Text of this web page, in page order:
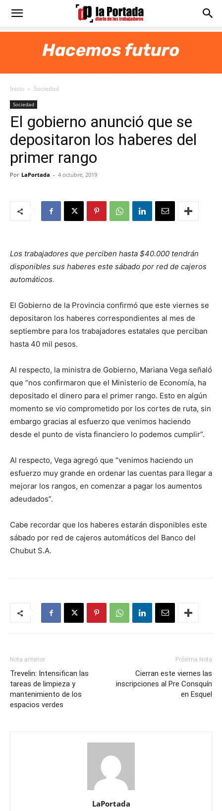
Diario
Portada
Inicio Sociedad
Sociedad
El gobierno anunció que se
depositaron los haberes del
primer rango
Por LaPortada - 4 octubre, 2019
Los trabajadores que perciben hasta $40.000 tendrán
disponibles sus haberes este sábado por red de cajeros
automáticos.
El Gobierno de la Provincia confirmó que este viernes se
depositaron los haberes correspondientes al mes de
septiembre para los trabajadores estatales que perciban
hasta 40 mil pesos.
Al respecto, la ministra de Gobierno, Mariana Vega señaló
que “nos confirmaron que el Ministerio de Economía, ha
depositado el dinero para el primer rango. Esto en algún
momento se vio comprometido por los cortes de ruta, sin
embargo gracias al esfuerzo que venimos haciendo
desde el punto de vista financiero lo podemos cumplir”.
Al respecto, Vega agregó que “venimos haciendo un
esfuerzo muy grande en ordenar las cuentas para llegar a
mejorar los rangos, en comenzar a pagar los aumentos
adeudados”.
Cabe recordar que los haberes estarán disponibles este
sábado por red de cajeros automáticos del Banco del
Chubut S.A.
Nota anterior
Trevelin: Intensifican las
tareas de limpieza y
mantenimiento de los
espacios verdes
Próxima Nota
Cierran este viernes las
inscripciones al Pre Consquín
en Esquel
LaPortada